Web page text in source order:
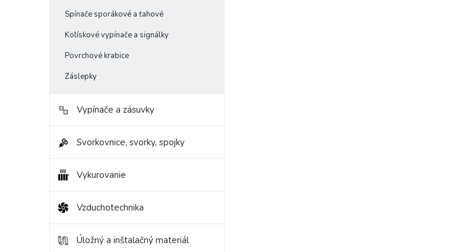
Spínače sporákové a ťahové
Kolískové vypínače a signálky
Povrchové krabice
Záslepky
Vypínače a zásuvky
Svorkovnice, svorky, spojky
Vykurovanie
Vzduchotechnika
Úložný a inštalačný materiál